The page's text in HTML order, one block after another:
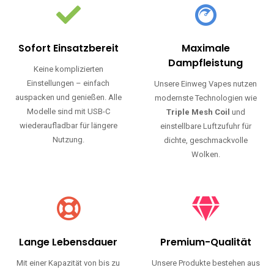
Sofort Einsatzbereit
Keine komplizierten
Einstellungen – einfach
auspacken und genießen. Alle
Modelle sind mit USB-C
wiederaufladbar für längere
Nutzung.
Maximale
Dampfleistung
Unsere Einweg Vapes nutzen
modernste Technologien wie
Triple Mesh Coil und
einstellbare Luftzufuhr für
dichte, geschmackvolle
Wolken.
Lange Lebensdauer
Mit einer Kapazität von bis zu
Premium-Qualität
Unsere Produkte bestehen aus